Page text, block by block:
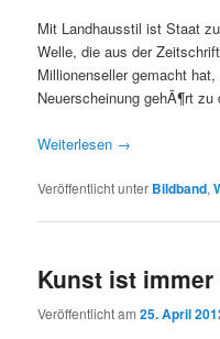
Mit Landhausstil ist Staat
Welle, die aus der
Millionenseller gemacht
Neuerscheinung gehÃ¶rt
Weiterlesen →
Veröffentlicht unter Bildband,
Kunst ist
Veröffentlicht am25. April